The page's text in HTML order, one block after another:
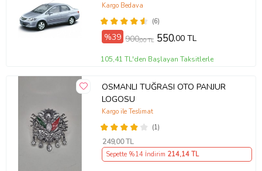
(6)
Kargo Bedava
%39 900,00 TL 550,00 TL
105,41 TL'den Başlayan Taksitlerle
OSMANLI TUĞRASI OTO PANJUR
LOGOSU
(1)
Kargo ile Teslimat
249,00 TL
Sepette %14 İndirim 214,14 TL